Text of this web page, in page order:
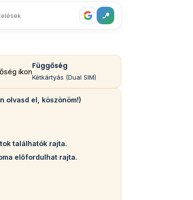
Függőség
Kétkártyás (Dual SIM)
olvasd el, köszönöm!)
találhatók rajta.
előfordulhat rajta.